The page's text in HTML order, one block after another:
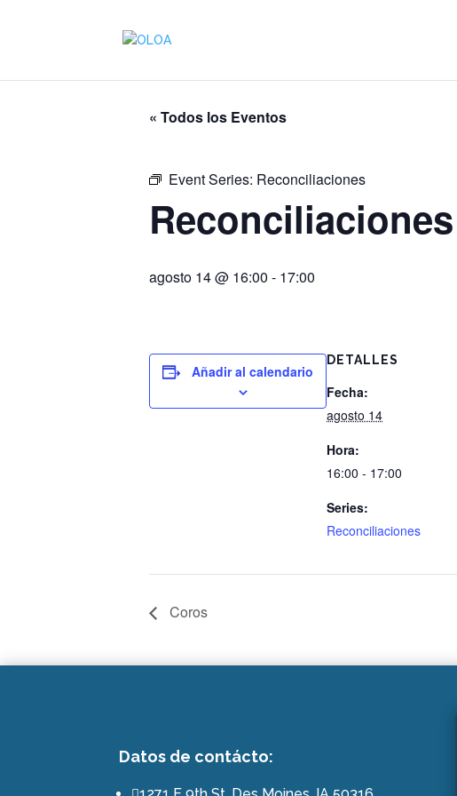
« Todos los Eventos
Event Series: Reconciliaciones
Reconciliaciones
agosto 14 @ 16:00 - 17:00
Añadir al calendario
DETALLES
Fecha:
agosto 14
Hora:
16:00 - 17:00
Series:
Reconciliaciones
Coros
Datos de contácto: